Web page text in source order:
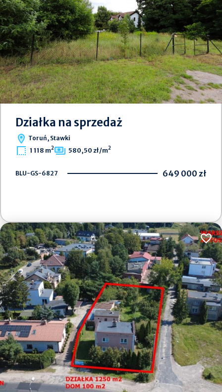
Działka na sprzedaż
Toruń, Stawki
1 118 m2 580,50 zł/m2
BLU-GS-6827 649 000 zł